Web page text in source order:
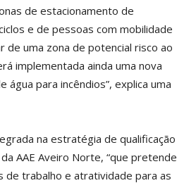
de estacionamento de
e de pessoas com mobilidade
de uma zona de potencial risco ao
implementada ainda uma nova
água para incêndios”, explica uma
na estratégia de qualificação
AAE Aveiro Norte, “que pretende
de trabalho e atratividade para as